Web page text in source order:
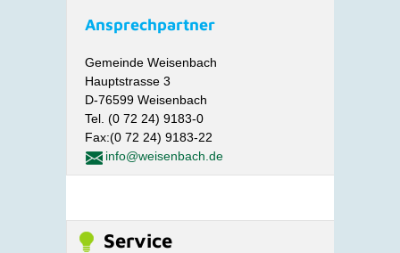
Ansprechpartner
Gemeinde Weisenbach
Hauptstrasse 3
D-76599 Weisenbach
Tel. (0 72 24) 9183-0
Fax:(0 72 24) 9183-22
info@weisenbach.de
Service